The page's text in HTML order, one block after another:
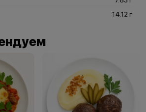
14.12 г